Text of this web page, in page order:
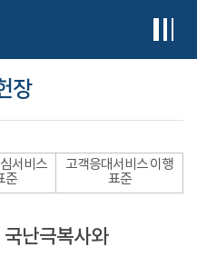
장
서비스
준
고객응대서비스 이행
표준
난극복사와